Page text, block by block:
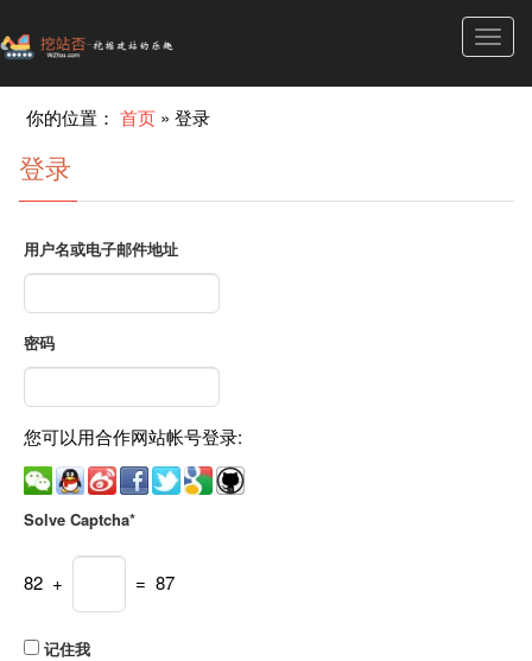
你的位置：首页 »登录
登录
用户名或电子邮件地址
密码
您可以用合作网站帐号登录:
Solve Captcha*
82 + = 87
记住我